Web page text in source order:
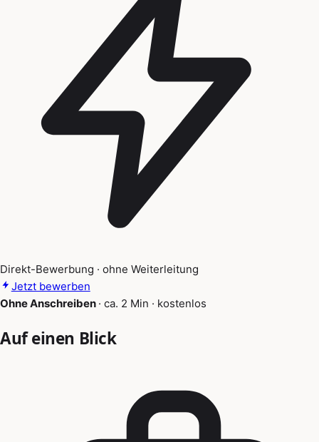
Direkt-Bewerbung · ohne Weiterleitung
Jetzt bewerben
Ohne Anschreiben · ca. 2 Min · kostenlos
Auf einen Blick